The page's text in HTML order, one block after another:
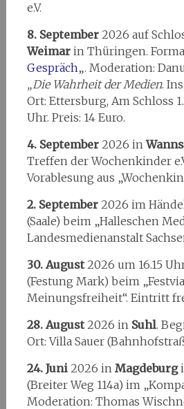
e.V.
8. September2026 auf
Weimarin Thüringen.
Gespräch„. Moderation:
„Die Wahrheit der Medien.
Ort: Ettersburg, Am Schloss
Uhr. Preis: 14 Euro.
4. September 2026 in
Treffen der Wochenkinder
Vorablesung aus
2. September2026 im
(Saale) beim „Halleschen
Landesmedienanstalt
30. August2026 um 16.15
(Festung Mark) beim
Meinungsfreiheit“. Eintritt
28. August2026 in Suhl.
Ort: Villa Sauer
24. Juni2026 in Magdeburg
(Breiter Weg 114a) im
Moderation: Thomas